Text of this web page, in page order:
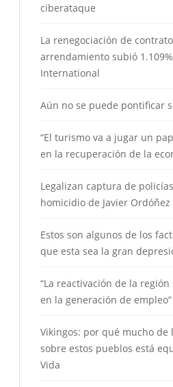
ciberataque
La renegociación de
arrendamiento subió
International
Aún no se puede pontificar
“El turismo va a jugar un
en la recuperación de la
Legalizan captura de
homicidio de Javier
Estos son algunos de los
que esta sea la gran
“La reactivación de la
en la generación de empleo”
Vikingos: por qué mucho de
sobre estos pueblos está
Vida